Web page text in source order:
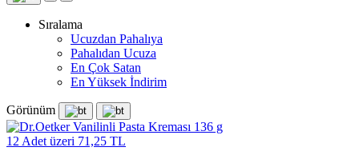
Sıralama
Ucuzdan Pahalıya
Pahalıdan Ucuza
En Çok Satan
En Yüksek İndirim
Görünüm
12 Adet üzeri 71,25 TL